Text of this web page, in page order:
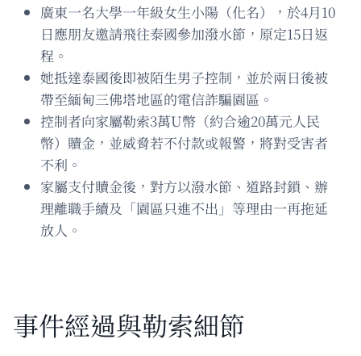
廣東一名大學一年級女生小陽（化名），於4月10
日應朋友邀請飛往泰國參加潑水節，原定15日返
程。
她抵達泰國後即被陌生男子控制，並於兩日後被
帶至緬甸三佛塔地區的電信詐騙園區。
控制者向家屬勒索3萬U幣（約合逾20萬元人民
幣）贖金，並威脅若不付款或報警，將對受害者
不利。
家屬支付贖金後，對方以潑水節、道路封鎖、辦
理離職手續及「園區只進不出」等理由一再拖延
放人。
事件經過與勒索細節